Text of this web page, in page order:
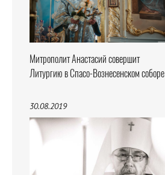
Митрополит Анастасий совершит
Литургию в Спасо-Вознесенском соборе
30.08.2019